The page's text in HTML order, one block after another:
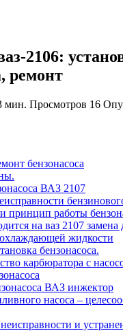
2106:
ремонт
мин. Просмотров 16
бензонасоса
ВАЗ 2107
принцип работы
на ваз 2107 замена
жидкости
бензонасоса.
карбюратора с
ВАЗ инжектор
насоса –
и